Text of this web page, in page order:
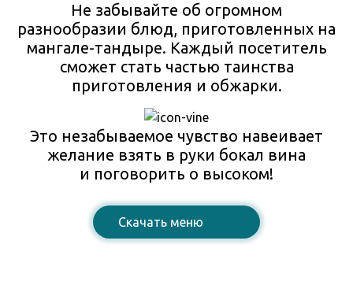
Не забывайте об огромном
разнообразии блюд, приготовленных на
мангале-тандыре. Каждый посетитель
сможет стать частью таинства
приготовления и обжарки.
Это незабываемое чувство навеивает
желание взять в руки бокал вина
и поговорить о высоком!
Cкачать меню